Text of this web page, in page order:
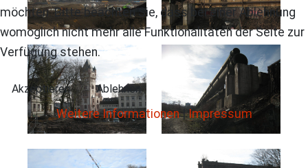
möchten. Bitte beachten Sie, dass bei einer Ablehnung
womöglich nicht mehr alle Funktionalitäten der Seite zur
Verfügung stehen.
Akzeptieren Ablehnen
Weitere Informationen|Impressum